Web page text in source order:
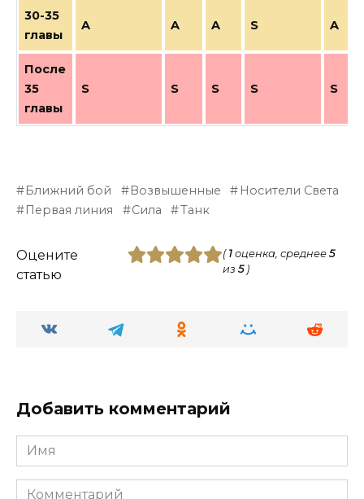
30-35
главы
A A A S A
После
35
главы
S S S S S
Ближний бой Возвышенные
Носители Света
Первая линия
Сила Танк
Оцените
статью
( 1оценка, среднее 5
из 5)
Добавить комментарий
Имя
Комментарий